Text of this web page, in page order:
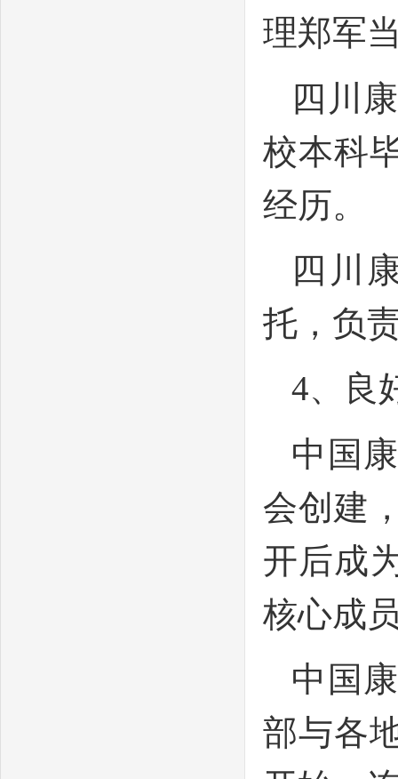
理郑军
四川
校本科
经历。
四川
托，负
4、良
中国
会创建
开后成
核心成
中国
部与各